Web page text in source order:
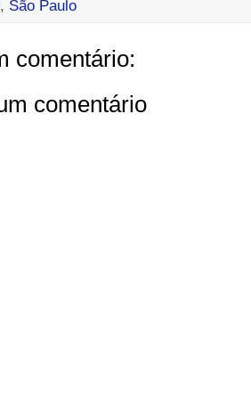
, São Paulo
comentário:
comentário